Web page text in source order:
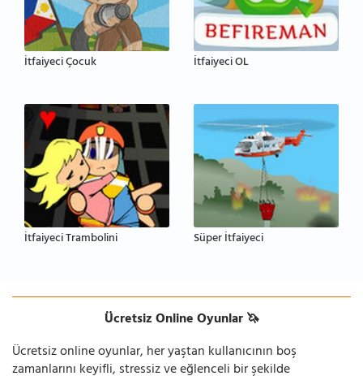
İtfaiyeci Çocuk İtfaiyeci OL
İtfaiyeci Trambolini Süper İtfaiyeci
Ücretsiz Online Oyunlar 🦄
Ücretsiz online oyunlar, her yaştan kullanıcının boş
zamanlarını keyifli, stressiz ve eğlenceli bir şekilde